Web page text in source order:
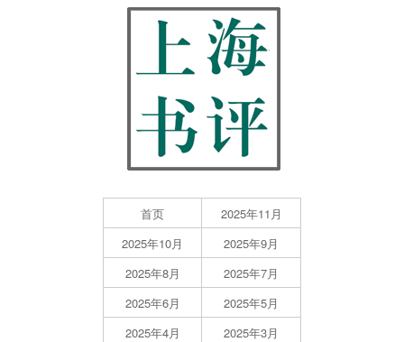
首页
2025年11月
2025年10月
2025年9月
2025年8月
2025年7月
2025年6月
2025年5月
2025年4月
2025年3月